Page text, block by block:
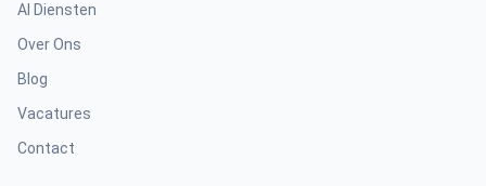
AI Diensten
Over Ons
Blog
Vacatures
Contact